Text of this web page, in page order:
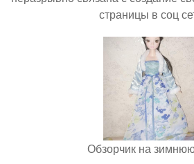
страницы в соц
Обзорчик на